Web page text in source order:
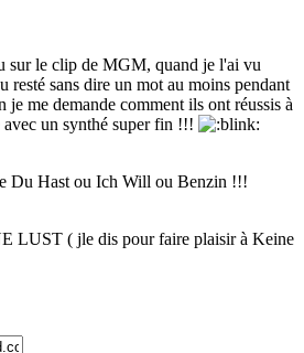
sur le clip de MGM, quand je l'ai vu
resté sans dire un mot au moins pendant
je me demande comment ils ont réussis à
un synthé super fin !!!
Du Hast ou Ich Will ou Benzin !!!
LUST ( jle dis pour faire plaisir à Keine